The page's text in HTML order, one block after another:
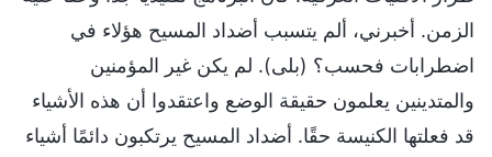
الزمن. أخبرني، ألم يتسبب أضداد المسيح هؤلاء في
اضطرابات فحسب؟ (بلى). لم يكن غير المؤمنين
والمتدينين يعلمون حقيقة الوضع واعتقدوا أن هذه الأشياء
قد فعلتها الكنيسة حقًا. أضداد المسيح يرتكبون دائمًا أشياء